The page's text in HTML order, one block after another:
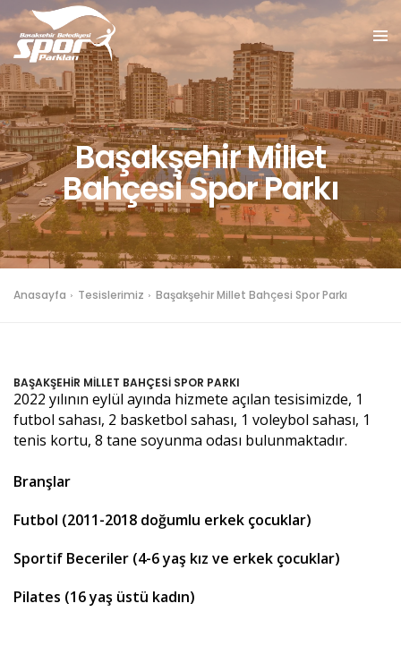
Başakşehir Millet
Bahçesi Spor Parkı
Anasayfa Tesislerimiz Başakşehir Millet Bahçesi Spor Parkı
BAŞAKŞEHİR MİLLET BAHÇESİ SPOR PARKI
2022 yılının eylül ayında hizmete açılan tesisimizde, 1
futbol sahası, 2 basketbol sahası, 1 voleybol sahası, 1
tenis kortu, 8 tane soyunma odası bulunmaktadır.
Branşlar
Futbol (2011-2018 doğumlu erkek çocuklar)
Sportif Beceriler (4-6 yaş kız ve erkek çocuklar)
Pilates (16 yaş üstü kadın)